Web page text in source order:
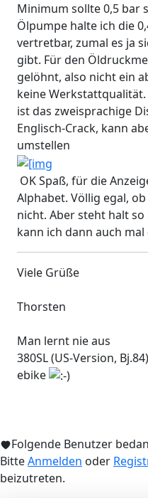
Minimum sollte 0,5 bar
Ölpumpe halte ich die
vertretbar, zumal es ja
gibt. Für den
gelöhnt, also nicht ein
keine
ist das zweisprachige
Englisch-Crack, kann
umstellen
OK Spaß, für die
Alphabet. Völlig egal,
nicht. Aber steht halt
kann ich dann auch
Viele Grüße
Thorsten
Man lernt nie aus
380SL (US-Version,
ebike
Folgende Benutzer
BitteAnmelden oder
beizutreten.